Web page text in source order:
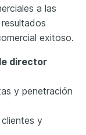
a las
exitoso.
director
y penetración
y